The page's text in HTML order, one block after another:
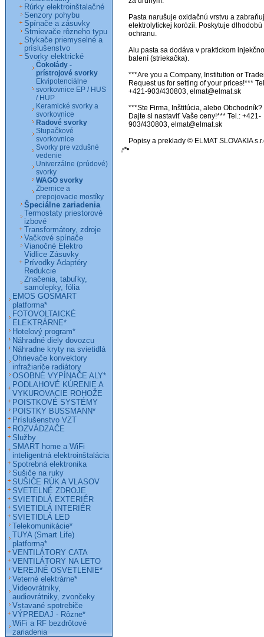
Pasta narušuje oxidačnú vrstvu a
elektrolytickej korózii. Poskytuje dlhodobú
ochranu.
Alu pasta sa dodáva v praktickom
balení (striekačka).
***Are you a Company, Institution or
Request us for setting of your prices!***
+421-903/430803, elmat@elmat.sk
***Ste Firma, Inštitúcia, alebo Obchodník?
Dajte si nastaviť Vaše ceny!*** Tel.: +421-
903/430803, elmat@elmat.sk
Popisy a preklady © ELMAT SLOVAKIA
Rúrky elektroinštalačné
Senzory pohybu
Spínače a zásuvky
Stmievače rôzneho typu
Stykače priemyselné a
príslušenstvo
Svorky elektrické
Čokolády -
prístrojové svorky
Ekvipotenciálne
svorkovnice EP / HUS
/ HUP
Keramické svorky a
svorkovnice
Radové svorky
Stupačkové
svorkovnice
Svorky pre vzdušné
vedenie
Univerzálne (prúdové)
svorky
WAGO svorky
Zbernice a
prepojovacie mostíky
Špeciálne zariadenia
Termostaty priestorové
izbové
Transformátory, zdroje
Vačkové spínače
Vianočné Elektro
Vidlice Zásuvky
Prívodky Adaptéry
Redukcie
Značenia, tabuľky,
samolepky, fólia
EMOS GOSMART
platforma*
FOTOVOLTAICKÉ
ELEKTRÁRNE*
Hotelový program*
Náhradné diely dovozcu
Náhradne kryty na svietidlá
Ohrievače konvektory
infražiariče radiátory
OSOBNÉ VYPÍNAČE ALY*
PODLAHOVÉ KÚRENIE A
VYKUROVACIE ROHOŽE
POISTKOVÉ SYSTÉMY
POISTKY BUSSMANN*
Príslušenstvo VZT
ROZVÁDZAČE
Služby
SMART home a WiFi
inteligentná elektroinštalácia
Spotrebná elektronika
Sušiče na ruky
SUŠIČE RÚK A VLASOV
SVETELNÉ ZDROJE
SVIETIDLÁ EXTERIÉR
SVIETIDLÁ INTERIÉR
SVIETIDLÁ LED
Telekomunikácie*
TUYA (Smart Life)
platforma*
VENTILÁTORY CATA
VENTILÁTORY NA LETO
VEREJNÉ OSVETLENIE*
Veterné elektrárne*
Videovrátniky,
audiovrátniky, zvončeky
Vstavané spotrebiče
VÝPREDAJ - Rôzne*
WiFi a RF bezdrôtové
zariadenia